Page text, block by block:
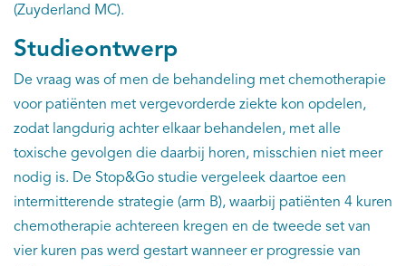
(Zuyderland MC).
Studieontwerp
De vraag was of men de behandeling met chemotherapie
voor patiënten met vergevorderde ziekte kon opdelen,
zodat langdurig achter elkaar behandelen, met alle
toxische gevolgen die daarbij horen, misschien niet meer
nodig is. De Stop&Go studie vergeleek daartoe een
intermitterende strategie (arm B), waarbij patiënten 4 kuren
chemotherapie achtereen kregen en de tweede set van
vier kuren pas werd gestart wanneer er progressie van